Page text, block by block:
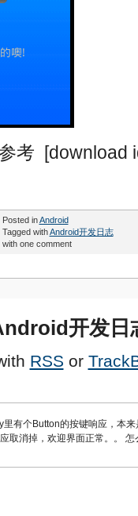
考 [download
Posted inAndroid
Tagged withAndroid开发日志
with one comment
开发日
RSS or
有个Button的按键响应，本来
取消掉，欢迎界面正常。。 怎